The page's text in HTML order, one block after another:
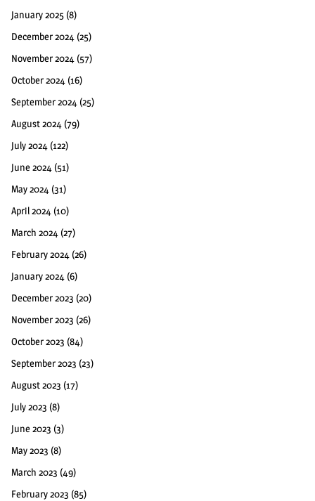
January 2025 (8)
December 2024 (25)
November 2024 (57)
October 2024 (16)
September 2024 (25)
August 2024 (79)
July 2024 (122)
June 2024 (51)
May 2024 (31)
April 2024 (10)
March 2024 (27)
February 2024 (26)
January 2024 (6)
December 2023 (20)
November 2023 (26)
October 2023 (84)
September 2023 (23)
August 2023 (17)
July 2023 (8)
June 2023 (3)
May 2023 (8)
March 2023 (49)
February 2023 (85)